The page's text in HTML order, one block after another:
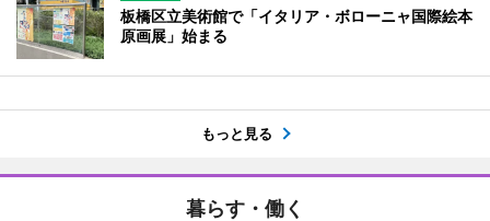
板橋区立美術館で「イタリア・ボローニャ国際絵本
原画展」始まる
もっと見る
暮らす・働く